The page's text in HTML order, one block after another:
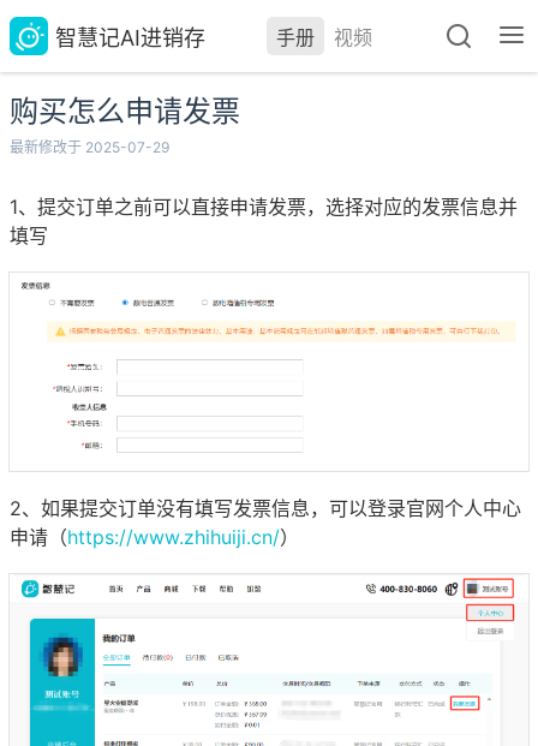
智慧记AI进销存 手册 视频
购买怎么申请发票
最新修改于 2025-07-29
1、提交订单之前可以直接申请发票，选择对应的发票信息并
填写
2、如果提交订单没有填写发票信息，可以登录官网个人中心
申请（https://www.zhihuiji.cn/）